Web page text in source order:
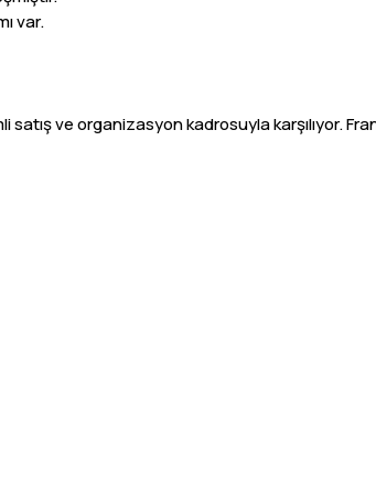
var.
ve organizasyon kadrosuyla karşılıyor.